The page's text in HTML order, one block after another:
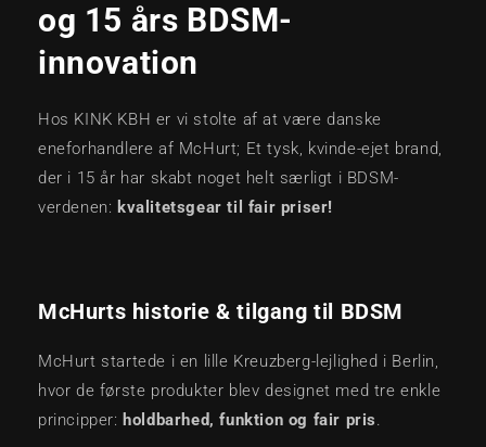
og 15 års BDSM-
innovation
Hos KINK KBH er vi stolte af at være danske
eneforhandlere af McHurt; Et tysk, kvinde-ejet brand,
der i 15 år har skabt noget helt særligt i BDSM-
verdenen: kvalitetsgear til fair priser!
McHurts historie & tilgang til BDSM
McHurt startede i en lille Kreuzberg-lejlighed i Berlin,
hvor de første produkter blev designet med tre enkle
principper: holdbarhed, funktion og fair pris.